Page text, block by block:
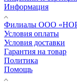
Информация
Филиалы ООО
Условия оплаты
Условия доставки
Гарантия на товар
Политика
Помощь